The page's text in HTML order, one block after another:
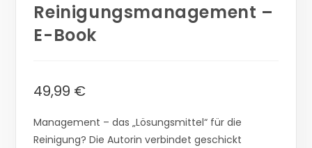
Reinigungsmanagement –
E-Book
49,99 €
Management – das „Lösungsmittel“ für die
Reinigung? Die Autorin verbindet geschickt